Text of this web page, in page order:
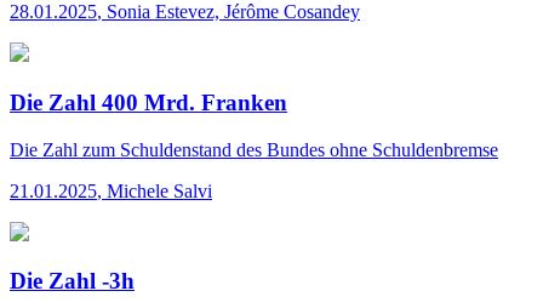
28.01.2025, Sonia Estevez, Jérôme Cosandey
Die Zahl 400 Mrd. Franken
Die Zahl zum Schuldenstand des Bundes ohne Schuldenbremse
21.01.2025, Michele Salvi
Die Zahl -3h